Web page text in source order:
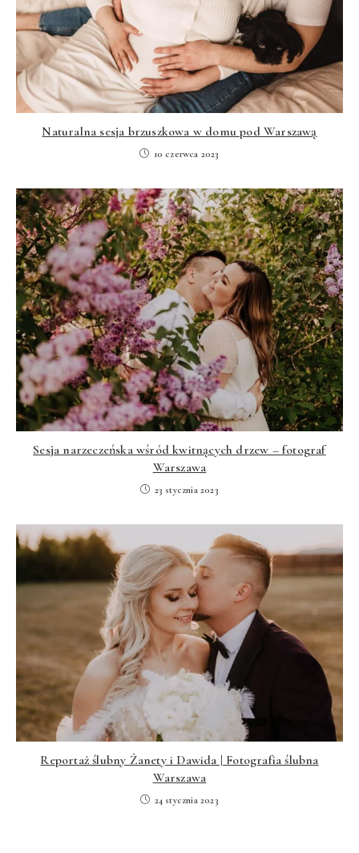
Naturalna sesja brzuszkowa w domu pod Warszawą
10 czerwca 2023
Sesja narzeczeńska wśród kwitnących drzew – fotograf
Warszawa
23 stycznia 2023
Reportaż ślubny Żanety i Dawida | Fotografia ślubna
Warszawa
24 stycznia 2023